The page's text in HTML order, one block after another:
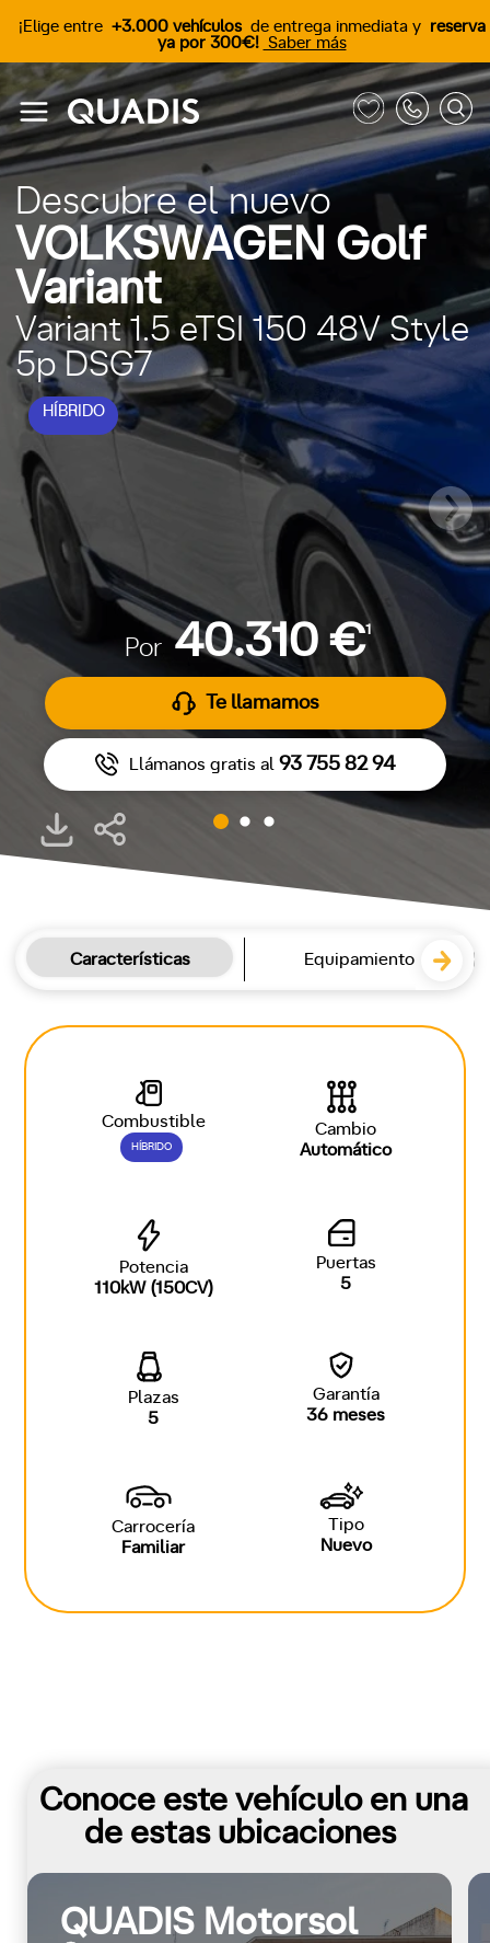
¡Elige entre +3.000 vehículos de entrega inmediata y reserva
ya por 300€! Saber más
Descubre el nuevo
VOLKSWAGEN Golf
Variant
HÍBRIDO
Variant 1.5 eTSI 150 48V Style
5p DSG7
Por 40.310 €1
Te llamamos
Llámanos gratis al 93 755 82 94
Características Equipamiento
Combustible
HÍBRIDO
Cambio
Automático
Potencia
110kW (150CV)
Puertas
5
Plazas
5
Garantía
36 meses
Carrocería
Familiar
Tipo
Nuevo
Conoce este vehículo en una
de estas ubicaciones
QUADIS Motorsol